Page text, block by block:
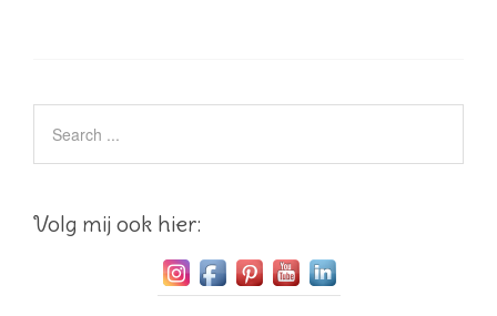
Volg mij ook hier: